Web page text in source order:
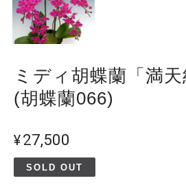
ミディ胡蝶蘭「満
(胡蝶蘭066)
¥27,500
SOLD OUT